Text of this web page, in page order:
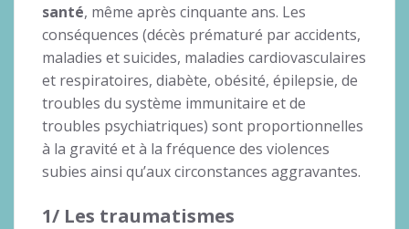
santé, même après cinquante ans. Les
conséquences (décès prématuré par accidents,
maladies et suicides, maladies cardiovasculaires
et respiratoires, diabète, obésité, épilepsie, de
troubles du système immunitaire et de
troubles psychiatriques) sont proportionnelles
à la gravité et à la fréquence des violences
subies ainsi qu’aux circonstances aggravantes.
1/ Les traumatismes